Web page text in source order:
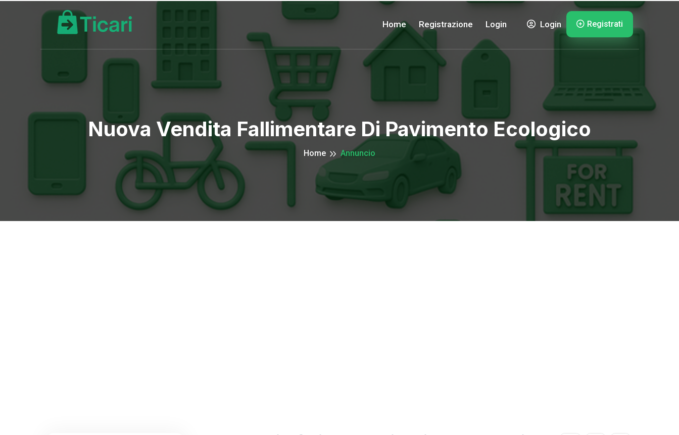
Home Registrazione Login Login Registrati
Nuova Vendita Fallimentare Di Pavimento Ecologico
Home Annuncio